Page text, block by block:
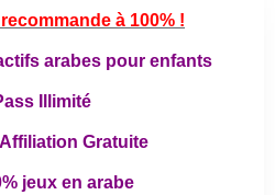
à 100% !
arabes pour enfants
Illimité
Gratuite
jeux en arabe